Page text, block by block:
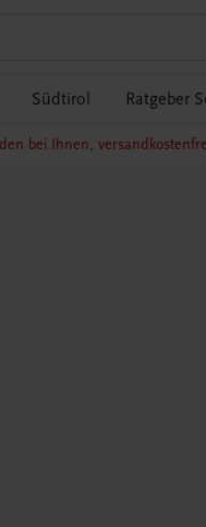
Südtirol Ratgeber
bei Ihnen,